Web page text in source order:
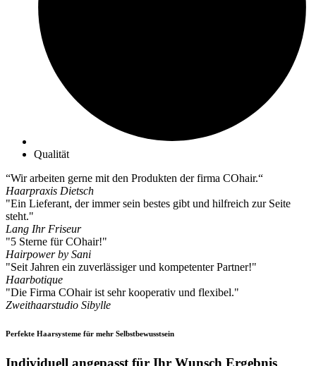
Qualität
“Wir arbeiten gerne mit den Produkten der firma COhair.“
Haarpraxis Dietsch
"Ein Lieferant, der immer sein bestes gibt und hilfreich zur Seite
steht."
Lang Ihr Friseur
"5 Sterne für COhair!"
Hairpower by Sani
"Seit Jahren ein zuverlässiger und kompetenter Partner!"
Haarbotique
"Die Firma COhair ist sehr kooperativ und flexibel."
Zweithaarstudio Sibylle
Perfekte Haarsysteme für mehr Selbstbewusstsein
Individuell angepasst für Ihr Wunsch Ergebnis